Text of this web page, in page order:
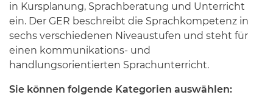
in Kursplanung, Sprachberatung und Unterricht
ein. Der GER beschreibt die Sprachkompetenz in
sechs verschiedenen Niveaustufen und steht für
einen kommunikations- und
handlungsorientierten Sprachunterricht.
Sie können folgende Kategorien auswählen: